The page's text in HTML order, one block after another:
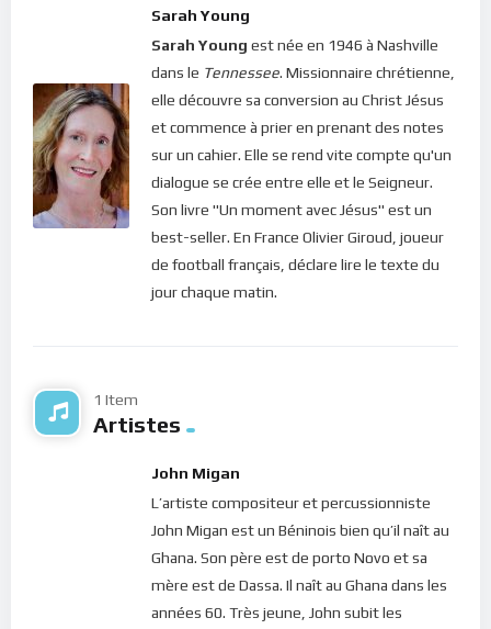
Bonne méditation.
Pour vous inscrire directement aux publications, veuillez
cliquer ici : [newsletter_button id=2 label=”S’abonner”
design=”twitter”]
Si vous voulez vous inscrire sur le site (afin d’être en mesure
de poster des commentaires) et pour les publications,
veuillez cliquer ici :Inscription
Sarah Young
Sarah Young est née en 1946 à Nashville
dans le Tennessee. Missionnaire chrétienne,
elle découvre sa conversion au Christ Jésus
et commence à prier en prenant des notes
sur un cahier. Elle se rend vite compte qu'un
dialogue se crée entre elle et le Seigneur.
Son livre "Un moment avec Jésus" est un
best-seller. En France Olivier Giroud, joueur
de football français, déclare lire le texte du
jour chaque matin.
1 Item
Artistes
John Migan
L’artiste compositeur et percussionniste
John Migan est un Béninois bien qu’il naît au
Ghana. Son père est de porto Novo et sa
mère est de Dassa. Il naît au Ghana dans les
années 60. Très jeune, John subit les